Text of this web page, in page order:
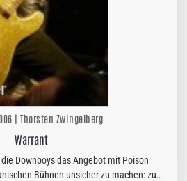
| Thorsten Zwingelberg
Warrant
Downboys das Angebot mit Poison
Bühnen unsicher zu machen: zu